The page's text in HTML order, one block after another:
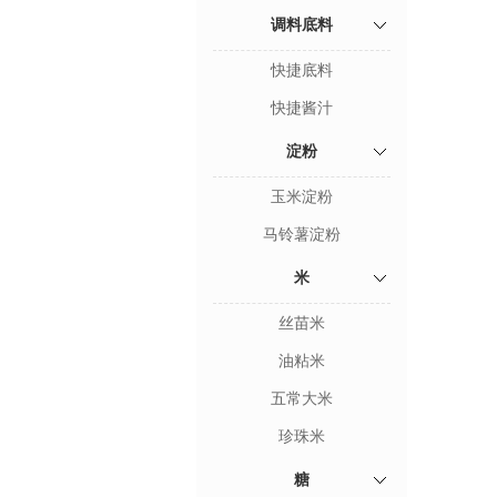
调料底料
快捷底料
快捷酱汁
淀粉
玉米淀粉
马铃薯淀粉
米
丝苗米
油粘米
五常大米
珍珠米
糖